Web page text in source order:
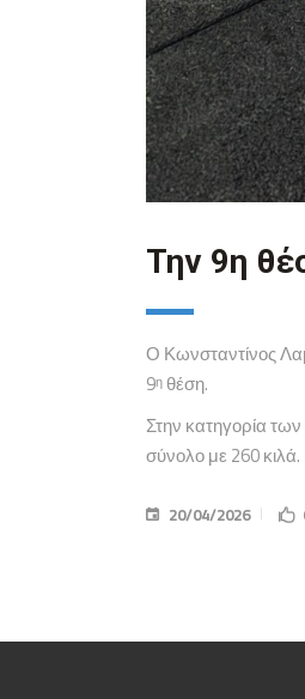
Την 9η
Ο Κωνσταντίνος
9η θέση.
Στην κατηγορία
σύνολο με 260 κιλά.
20/04/2026